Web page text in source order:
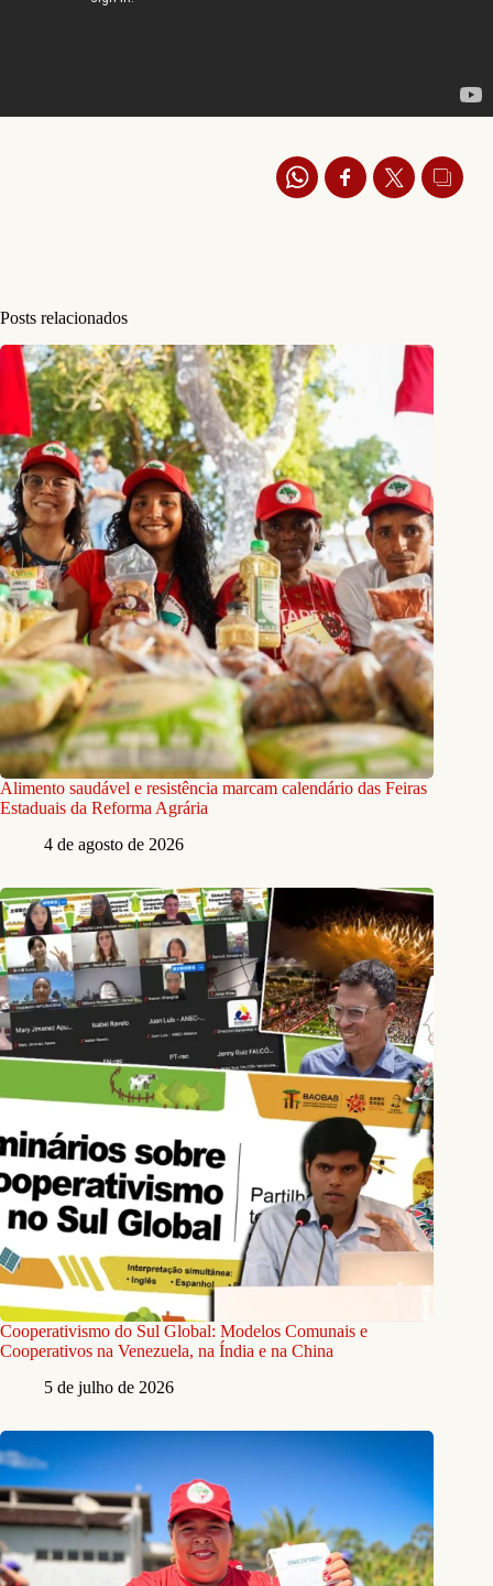
Posts relacionados
Alimento saudável e resistência marcam calendário das Feiras
Estaduais da Reforma Agrária
4 de agosto de 2026
Cooperativismo do Sul Global: Modelos Comunais e
Cooperativos na Venezuela, na Índia e na China
5 de julho de 2026